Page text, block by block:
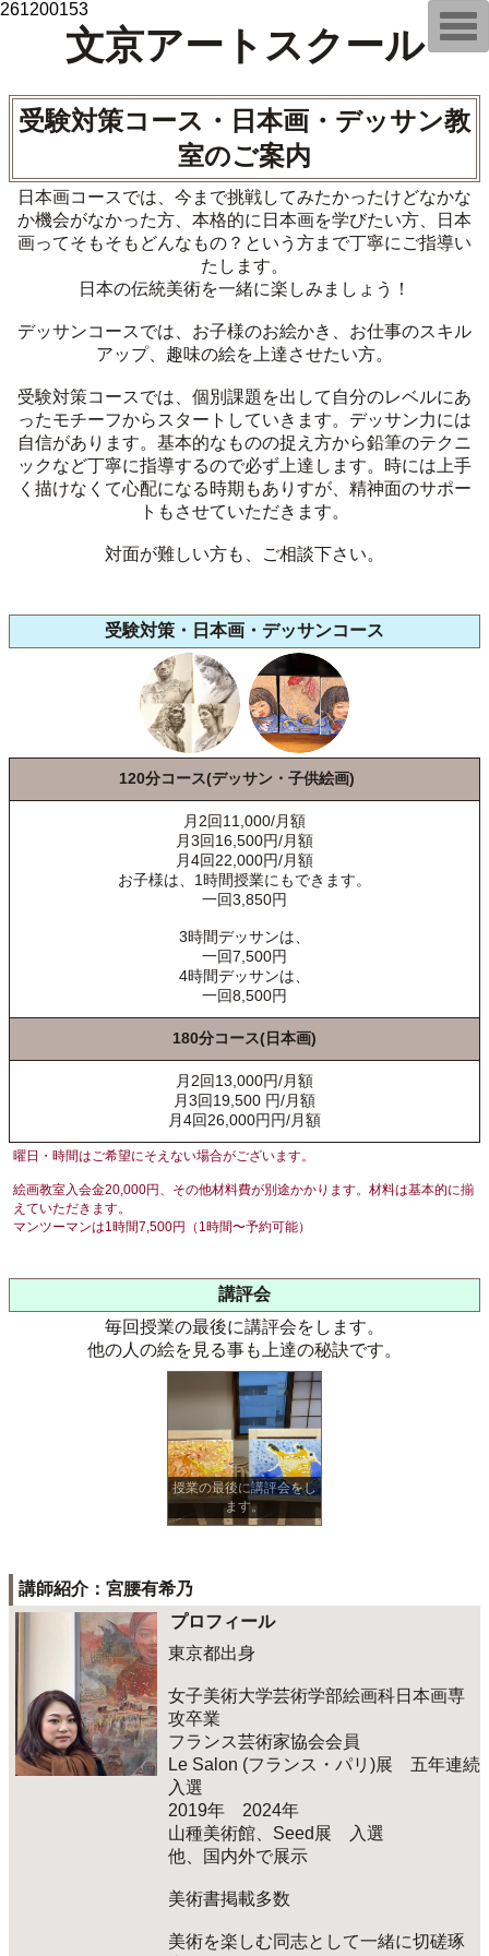
261200153
文京アートスクール
受験対策コース・日本画・デッサン教
室のご案内
日本画コースでは、今まで挑戦してみたかったけどなかな
か機会がなかった方、本格的に日本画を学びたい方、日本
画ってそもそもどんなもの？という方まで丁寧にご指導い
たします。
日本の伝統美術を一緒に楽しみましょう！
デッサンコースでは、お子様のお絵かき、お仕事のスキル
アップ、趣味の絵を上達させたい方。
受験対策コースでは、個別課題を出して自分のレベルにあ
ったモチーフからスタートしていきます。デッサン力には
自信があります。基本的なものの捉え方から鉛筆のテクニ
ックなど丁寧に指導するので必ず上達します。時には上手
く描けなくて心配になる時期もありすが、精神面のサポー
トもさせていただきます。
対面が難しい方も、ご相談下さい。
受験対策・日本画・デッサンコース
120分コース(デッサン・子供絵画)
月2回11,000/月額
月3回16,500円/月額
月4回22,000円/月額
お子様は、1時間授業にもできます。
一回3,850円
3時間デッサンは、
一回7,500円
4時間デッサンは、
一回8,500円
180分コース(日本画)
月2回13,000円/月額
月3回19,500 円/月額
月4回26,000円円/月額
曜日・時間はご希望にそえない場合がございます。
絵画教室入会金20,000円、その他材料費が別途かかります。材料は基本的に揃
えていただきます。
マンツーマンは1時間7,500円（1時間〜予約可能）
講評会
毎回授業の最後に講評会をします。
他の人の絵を見る事も上達の秘訣です。
授業の最後に講評会をし
ます。
講師紹介：宮腰有希乃
プロフィール
東京都出身
女子美術大学芸術学部絵画科日本画専
攻卒業
フランス芸術家協会会員
Le Salon (フランス・パリ)展 五年連続
入選
2019年 2024年
山種美術館、Seed展 入選
他、国内外で展示
美術書掲載多数
美術を楽しむ同志として一緒に切磋琢
T
o
g
e
n
a
g
a
t
o